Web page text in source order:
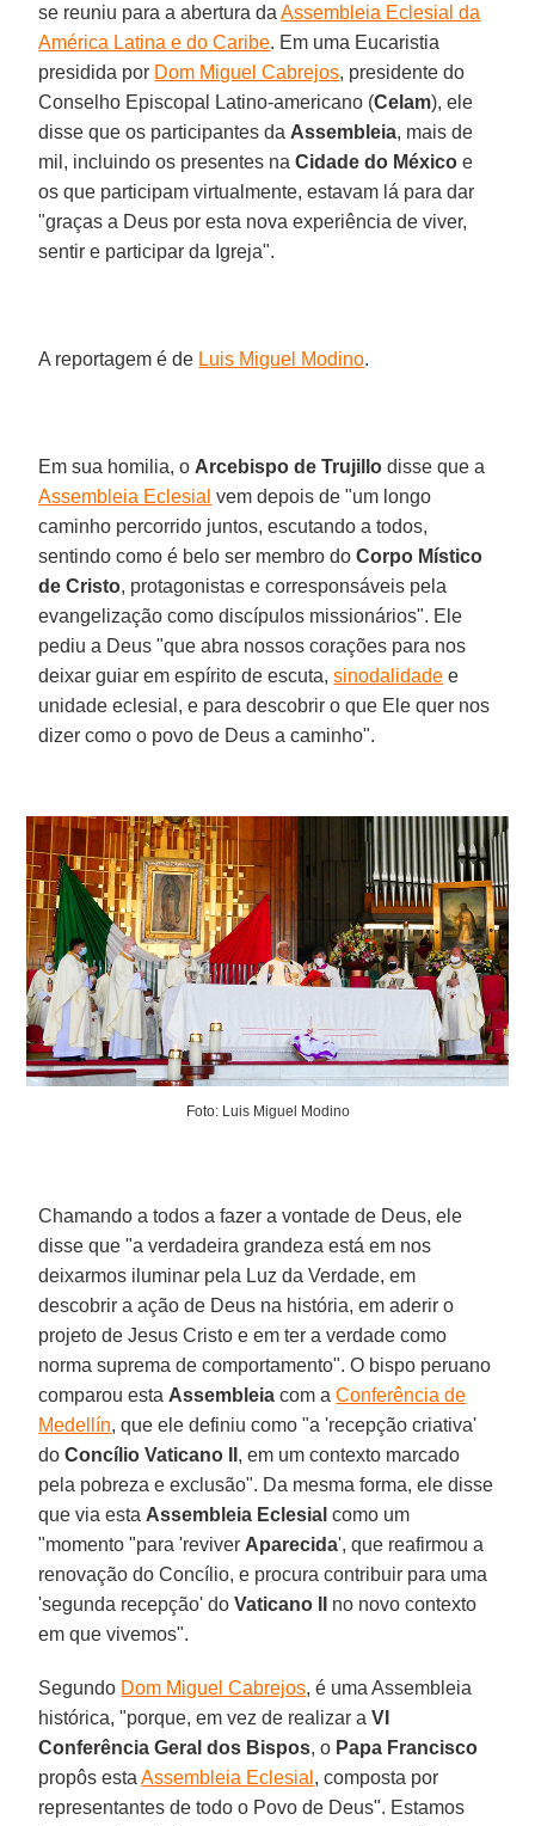
se reuniu para a abertura daAssembleia Eclesial da
América Latina e do Caribe. Em uma Eucaristia
presidida por Dom Miguel Cabrejos, presidente do
Conselho Episcopal Latino-americano (Celam), ele
disse que os participantes da Assembleia, mais de
mil, incluindo os presentes naCidade do México e
os que participam virtualmente, estavam lá para dar
"graças a Deus por esta nova experiência de viver,
sentir e participar da Igreja".
A reportagem é de Luis Miguel Modino.
Em sua homilia, o Arcebispo de Trujillo disse que a
Assembleia Eclesial vem depois de "um longo
caminho percorrido juntos, escutando a todos,
sentindo como é belo ser membro doCorpo Místico
de Cristo, protagonistas e corresponsáveis pela
evangelização como discípulos missionários". Ele
pediu a Deus "que abra nossos corações para nos
deixar guiar em espírito de escuta,sinodalidade e
unidade eclesial, e para descobrir o que Ele quer nos
dizer como o povo de Deus a caminho".
Foto: Luis Miguel Modino
Chamando a todos a fazer a vontade de Deus, ele
disse que "a verdadeira grandeza está em nos
deixarmos iluminar pela Luz da Verdade, em
descobrir a ação de Deus na história, em aderir o
projeto de Jesus Cristo e em ter a verdade como
norma suprema de comportamento". O bispo peruano
comparou esta Assembleia com aConferência de
Medellín, que ele definiu como "a 'recepção criativa'
doConcílio Vaticano II , em um contexto marcado
pela pobreza e exclusão". Da mesma forma, ele disse
que via esta Assembleia Eclesial como um
"momento "para 'reviver Aparecida', que reafirmou a
renovação do Concílio, e procura contribuir para uma
'segunda recepção' doVaticano II
no novo contexto
em que vivemos".
Segundo Dom Miguel Cabrejos, é uma Assembleia
histórica, "porque, em vez de realizar aVI
Conferência Geral dos Bispos, o Papa Francisco
propôs estaAssembleia Eclesial , composta por
representantes de todo o Povo de Deus". Estamos